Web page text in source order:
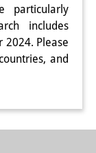
ーメー
ジャパ
particularly
includes
2024. Please
and